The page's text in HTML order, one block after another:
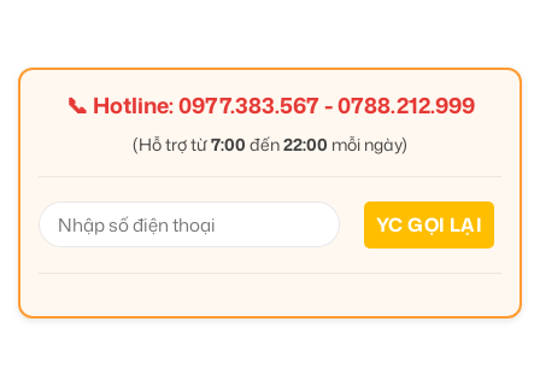
📞 Hotline:0977.383.567-0788.212.999
(Hỗ trợ từ7:00 đến22:00 mỗi ngày)